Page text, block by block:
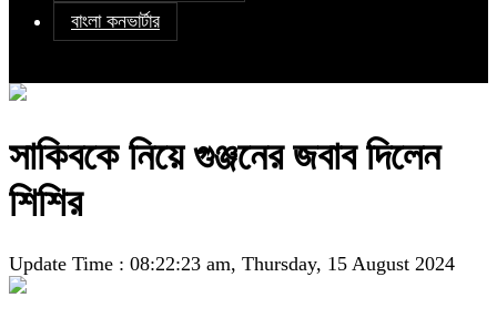
বাংলা কনভার্টার
সাকিবকে নিয়ে গুঞ্জনের জবাব দিলেন
শিশির
Update Time : 08:22:23 am, Thursday, 15 August 2024